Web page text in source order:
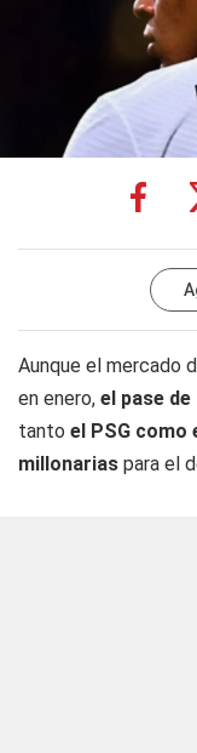
Aunque el mercado
en enero, el pase de
tanto el PSG como
millonarias para el